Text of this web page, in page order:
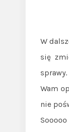
W
się
Wam
nie
Sooooo